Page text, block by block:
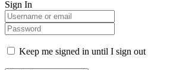
Sign In
Keep me signed in until I sign out